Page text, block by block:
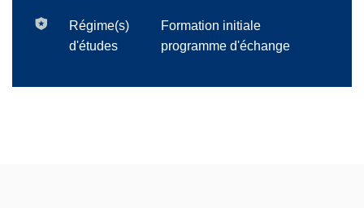
Régime(s)
d'études
Formation initiale
programme d'échange